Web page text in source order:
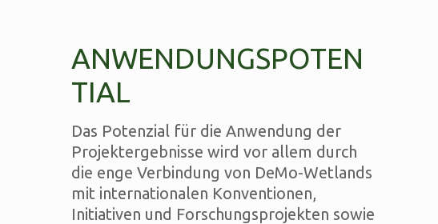
ANWENDUNGSPOTEN
TIAL
Das Potenzial für die Anwendung der
Projektergebnisse wird vor allem durch
die enge Verbindung von DeMo-Wetlands
mit internationalen Konventionen,
Initiativen und Forschungsprojekten sowie